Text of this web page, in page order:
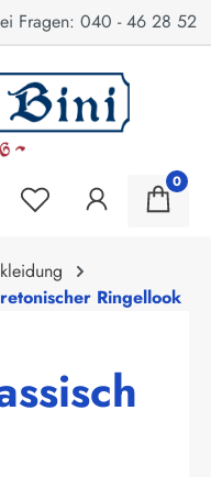
46 28 52
0
Ringellook